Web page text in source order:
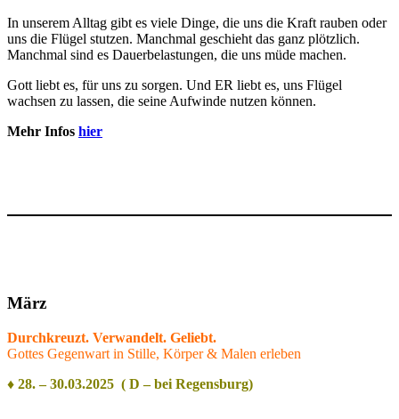
In unserem Alltag gibt es viele Dinge, die uns die Kraft rauben oder
uns die Flügel stutzen. Manchmal geschieht das ganz plötzlich.
Manchmal sind es Dauerbelastungen, die uns müde machen.
Gott liebt es, für uns zu sorgen. Und ER liebt es, uns Flügel
wachsen zu lassen, die seine Aufwinde nutzen können.
Mehr Infos hier
März
Durchkreuzt. Verwandelt. Geliebt.
Gottes Gegenwart in Stille, Körper & Malen erleben
♦ 28. – 30.03.2025 ( D – bei Regensburg)